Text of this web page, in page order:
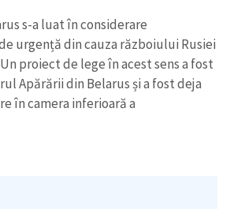
s-a luat în considerare
urgență din cauza războiului Rusiei
proiect de lege în acest sens a fost
Apărării din Belarus și a fost deja
în camera inferioară a